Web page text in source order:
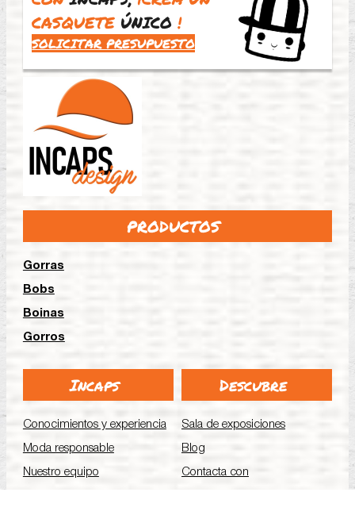
Incaps
Conocimientos y experiencia
Moda responsable
Nuestro equipo
PRODUCTOS
Gorras
Bobs
Boinas
Gorros
Descubre
Sala de exposiciones
Blog
Contacta con
CASQUETE ÚNICO!
SOLICITAR PRESUPUESTO